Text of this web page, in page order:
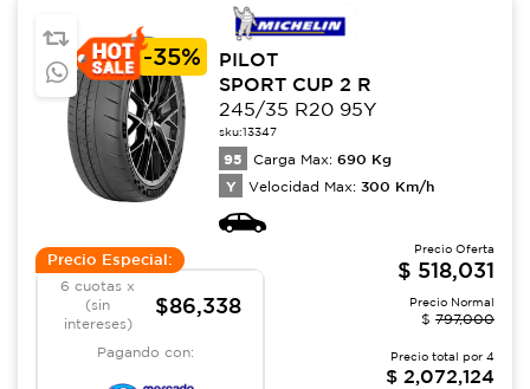
-35%
PILOT
SPORT CUP 2 R
245/35 R20 95Y
sku:13347
95 Carga Max: 690 Kg
Y Velocidad Max: 300 Km/h
Precio Especial:
6 cuotas x
(sin
intereses)
$86,338
Pagando con:
Precio Oferta
$ 518,031
Precio Normal
$ 797,000
Precio total por 4
$ 2,072,124